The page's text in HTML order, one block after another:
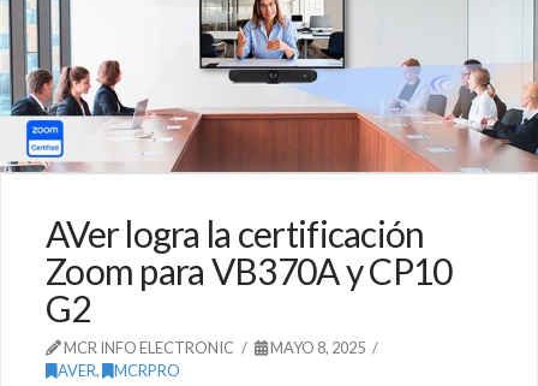
AVer logra la certificación
Zoom para VB370A y CP10
G2
MCR INFO ELECTRONIC
MAYO 8, 2025
AVER, MCRPRO